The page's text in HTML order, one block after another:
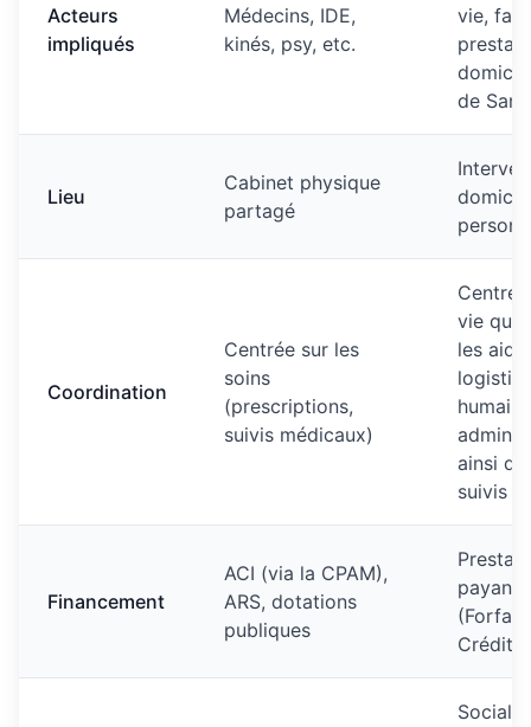
Acteurs
impliqués
Médecins, IDE,
kinés, psy, etc.
vie,
de
Lieu
Cabinet physique
partagé
Coordination
Centrée sur les
soins
(prescriptions,
suivis médicaux)
vie
les
ainsi
suivis
Financement
ACI (via la CPAM),
ARS, dotations
publiques
Crédit
Sociale,